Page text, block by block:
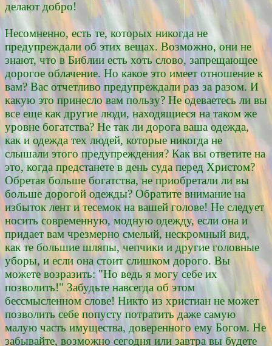
делают добро!
Несомненно, есть те, которых никогда не
предупреждали об этих вещах. Возможно, они не
знают, что в Библии есть хоть слово, запрещающее
дорогое облачение. Но какое это имеет отношение к
вам? Вас отчетливо предупреждали раз за разом. И
какую это принесло вам пользу? Не одеваетесь ли вы
все еще как другие люди, находящиеся на таком же
уровне богатства? Не так ли дорога ваша одежда,
как и одежда тех людей, которые никогда не
слышали этого предупреждения? Как вы ответите на
это, когда предстанете в день суда перед Христом?
Обретая больше богатства, не приобретали ли вы
больше дорогой одежды? Обратите внимание на
избыток лент и тесемок на вашей голове! Не следует
носить современную, модную одежду, если она и
придает вам чрезмерно смелый, нескромный вид,
как те большие шляпы, чепчики и другие головные
уборы, и если она стоит слишком дорого. Вы
можете возразить: "Но ведь я могу себе их
позволить!" Забудьте навсегда об этом
бессмысленном слове! Никто из христиан не может
позволить себе попусту потратить даже самую
малую часть имущества, доверенного ему Богом. Не
забывайте, возможно сегодня или завтра вы будете